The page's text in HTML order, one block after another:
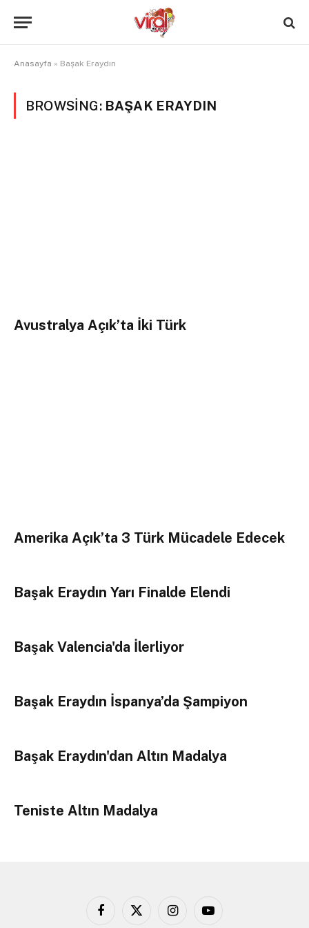
Anasayfa » Başak Eraydın
BROWSING: BAŞAK ERAYDIN
Avustralya Açık’ta İki Türk
Amerika Açık’ta 3 Türk Mücadele Edecek
Başak Eraydın Yarı Finalde Elendi
Başak Valencia'da İlerliyor
Başak Eraydın İspanya’da Şampiyon
Başak Eraydın'dan Altın Madalya
Teniste Altın Madalya
Facebook
X
InstagramYouTube